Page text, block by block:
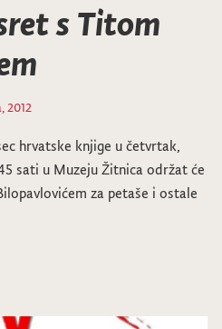
s Titom
2012
hrvatske knjige u četvrtak,
sati u Muzeju Žitnica održat će
za petaše i ostale